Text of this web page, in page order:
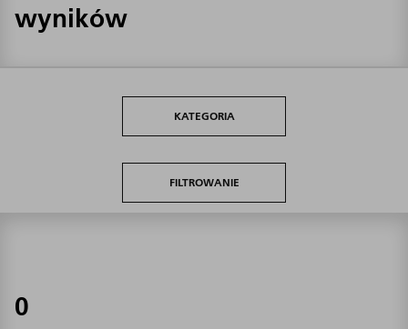
wyników
KATEGORIA
FILTROWANIE
0